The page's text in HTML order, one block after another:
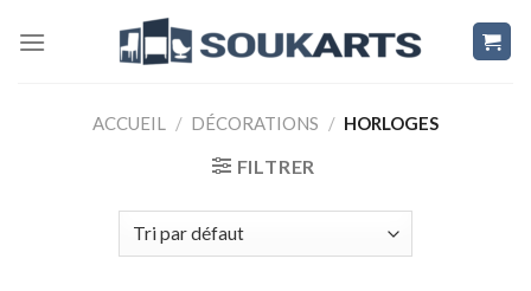
ACCUEIL / DÉCORATIONS / HORLOGES
FILTRER